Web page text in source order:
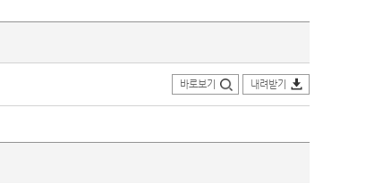
바로보기 내려받기